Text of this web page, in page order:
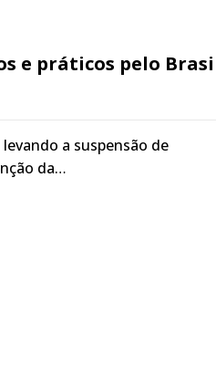
e práticos pelo
a suspensão de
da…